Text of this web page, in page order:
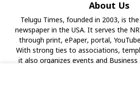
About Us
Telugu Times, founded in 2003, is
newspaper in the USA. It serves the
through print, ePaper, portal,
With strong ties to associations,
it also organizes events and Business